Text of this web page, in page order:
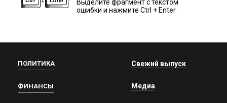
Выделите фрагмент с текстом
ошибки и нажмите Ctrl + Enter.
ПОЛИТИКА
ФИНАНСЫ
Свежий выпуск
Медиа